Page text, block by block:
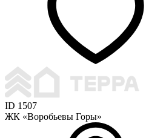
ID 1507
ЖК «Воробьевы Горы»